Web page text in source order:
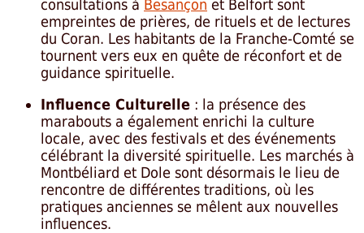
consultations à Besançon et Belfort sont
empreintes de prières, de rituels et de lectures
du Coran. Les habitants de la Franche-Comté se
tournent vers eux en quête de réconfort et de
guidance spirituelle.
Influence Culturelle : la présence des
marabouts a également enrichi la culture
locale, avec des festivals et des événements
célébrant la diversité spirituelle. Les marchés à
Montbéliard et Dole sont désormais le lieu de
rencontre de différentes traditions, où les
pratiques anciennes se mêlent aux nouvelles
influences.